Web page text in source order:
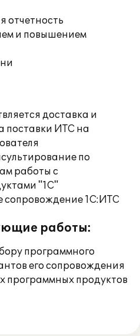
отчетность
и повышением
доставка и
поставки ИТС на
по
работы с
"1С"
сопровождение 1С:ИТС
работы:
программного
его сопровождения
продуктов